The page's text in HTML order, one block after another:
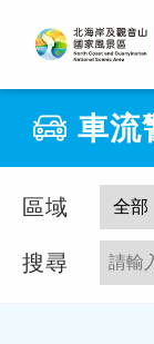
車流
區域
搜尋
車流